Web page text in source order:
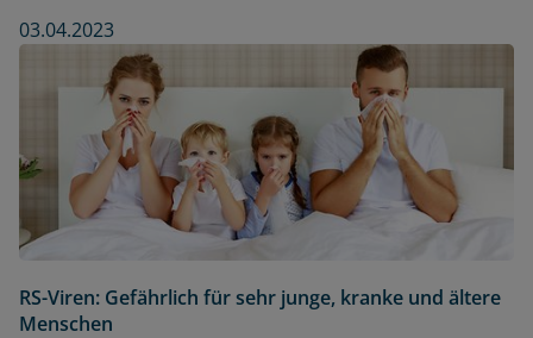
03.04.2023
RS-Viren: Gefährlich für sehr junge, kranke und ältere
Menschen